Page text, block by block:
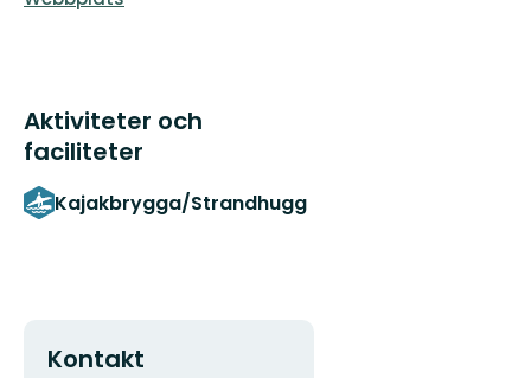
Aktiviteter och
faciliteter
Kajakbrygga/Strandhugg
Kontakt